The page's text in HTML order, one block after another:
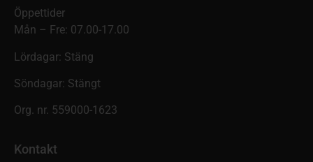
Öppettider
Mån – Fre: 07.00-17.00
Lördagar: Stäng
Söndagar: Stängt
Org. nr. 559000-1623
Kontakt